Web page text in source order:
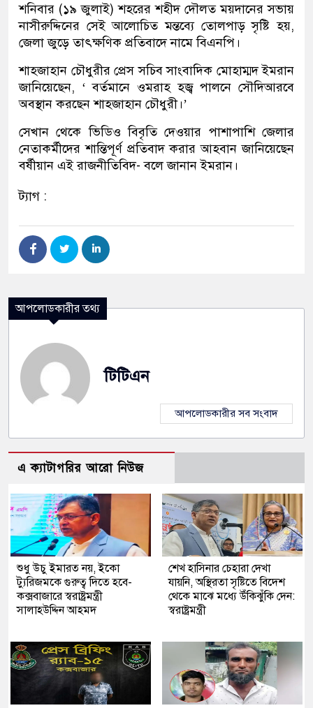
শনিবার (১৯ জুলাই) শহরের শহীদ দৌলত ময়দানের সভায়
নাসীরুদ্দিনের সেই আলোচিত মন্তব্যে তোলপাড় সৃষ্টি হয়,
জেলা জুড়ে তাৎক্ষণিক প্রতিবাদে নামে বিএনপি।
শাহজাহান চৌধুরীর প্রেস সচিব সাংবাদিক মোহাম্মদ ইমরান
জানিয়েছেন, ‘ বর্তমানে ওমরাহ হজ্ব পালনে সৌদিআরবে
অবস্থান করছেন শাহজাহান চৌধুরী।’
সেখান থেকে ভিডিও বিবৃতি দেওয়ার পাশাপাশি জেলার
নেতাকর্মীদের শান্তিপূর্ণ প্রতিবাদ করার আহবান জানিয়েছেন
বর্ষীয়ান এই রাজনীতিবিদ- বলে জানান ইমরান।
ট্যাগ :
আপলোডকারীর তথ্য
টিটিএন
আপলোডকারীর সব সংবাদ
এ ক্যাটাগরির আরো নিউজ
শুধু উচু ইমারত নয়, ইকো
ট্যুরিজমকে গুরুত্ব দিতে হবে-
কক্সবাজারে স্বরাষ্ট্রমন্ত্রী
সালাহউদ্দিন আহমদ
শেখ হাসিনার চেহারা দেখা
যায়নি, অস্থিরতা সৃষ্টিতে বিদেশ
থেকে মাঝে মধ্যে উঁকিঝুঁকি দেন:
স্বরাষ্ট্রমন্ত্রী